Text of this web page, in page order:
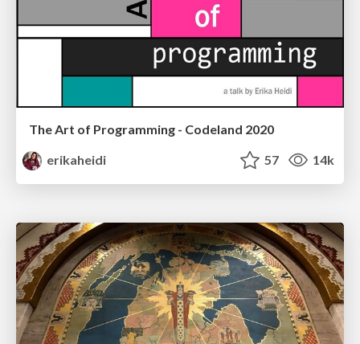
The Art of Programming - Codeland 2020
erikaheidi
57 14k